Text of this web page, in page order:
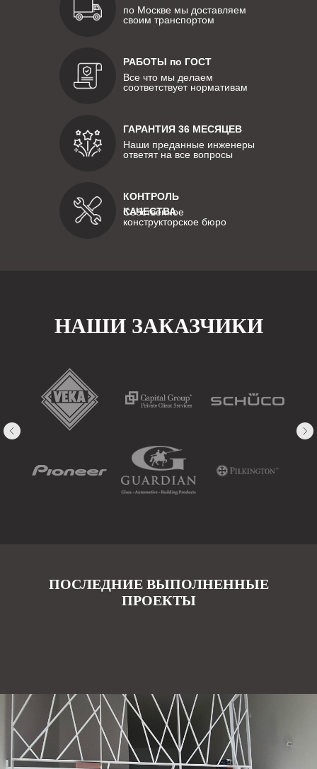
по Москве мы доставляем
своим транспортом
РАБОТЫ по ГОСТ
Все что мы делаем
соответствует нормативам
КОНТРОЛЬ
КАЧЕСТВА
Собственное
конструкторское бюро
ГАРАНТИЯ 36 МЕСЯЦЕВ
Наши преданные инженеры
ответят на все вопросы
НАШИ ЗАКАЗЧИКИ
ПОСЛЕДНИЕ ВЫПОЛНЕННЫЕ
ПРОЕКТЫ